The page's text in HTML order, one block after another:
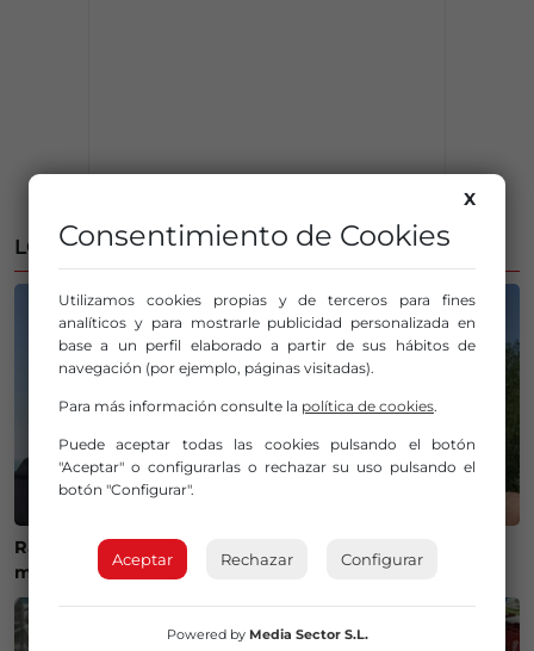
LO MÁS LEÍDO
Ráfagas al cielo para Gorane, el último adiós a una
motera que dejó huella en el mundo de las dos ruedas
X
Consentimiento de Cookies
Utilizamos cookies propias y de terceros para fines
analíticos y para mostrarle publicidad personalizada en
base a un perfil elaborado a partir de sus hábitos de
navegación (por ejemplo, páginas visitadas).
Para más información consulte la política de cookies.
Puede aceptar todas las cookies pulsando el botón
"Aceptar" o configurarlas o rechazar su uso pulsando el
botón "Configurar".
Aceptar Rechazar Configurar
Powered by Media Sector S.L.